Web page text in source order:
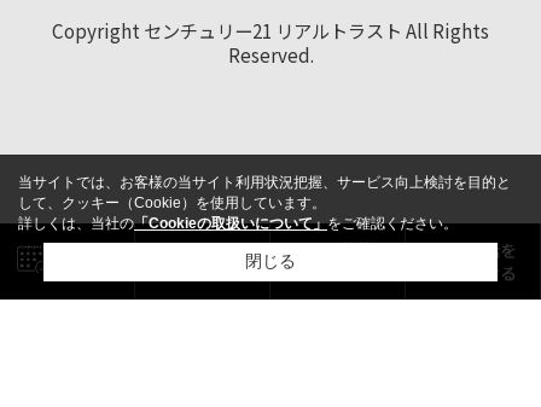
Copyright センチュリー21 リアルトラスト All Rights
Reserved.
当サイトでは、お客様の当サイト利用状況把握、サービス向上検討を目的と
して、クッキー（Cookie）を使用しています。
詳しくは、当社の「Cookieの取扱いについて」をご確認ください。
閉じる